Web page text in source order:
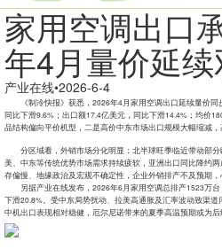
家用空调出口
年4月量价延
产业在线•2026-6-4
《制冷快报》获悉，2026年4月家用空调出口延续量价同
同比下滑9.6%；出口额17.4亿美元，同比下滑14.4%；均价
品结构偏向平价机型，二是高价中东市场出口规模大幅缩减，
分区域看，外销市场分化明显：北半球旺季临近带动部分
美、中东等传统优势市场需求持续疲软，亚洲出口同比降约
存偏慢、地缘政治及宏观不确定性，企业外销排产不及预期，
另据产业在线发布，2026年6月家用空调总排产1523万台
下滑20.8%。受中东局势扰动、拉美高通胀及汇率波动致渠
中机出口表现相对稳健，厄尔尼诺带来的夏季高温预期或为后